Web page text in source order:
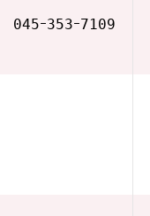
045ｰ353ｰ7109